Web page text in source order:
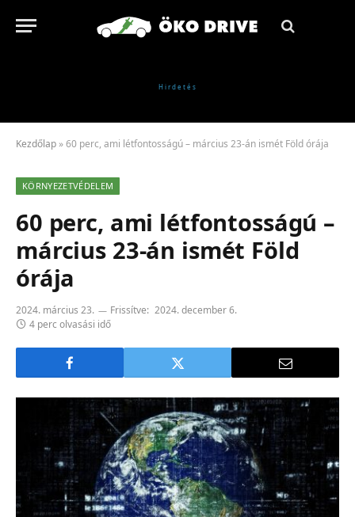
Kezdőlap »60 perc, ami létfontosságú – március 23-án ismét Föld órája
KÖRNYEZETVÉDELEM
60 perc, ami létfontosságú –
március 23-án ismét Föld
órája
2024. március 23. Frissítve: 2024. december 6.
4 perc olvasási idő